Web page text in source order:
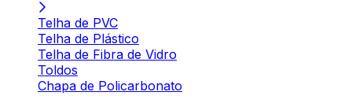
Telha de PVC
Telha de Plástico
Telha de Fibra de Vidro
Toldos
Chapa de Policarbonato